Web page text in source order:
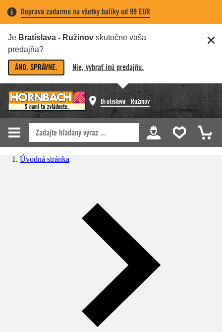
Doprava zadarmo na všetky balíky od 99 EUR
Je Bratislava - Ružinov skutočne vaša
predajňa?
ÁNO, SPRÁVNE. Nie, vybrať inú predajňu.
Bratislava - Ružinov
Úvodná stránka